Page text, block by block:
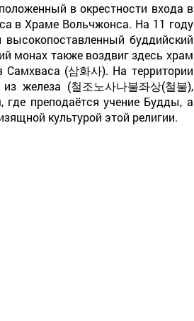
в окрестности входа в
в Храме Вольчжонса. На 11 году
буддийский
монах также воздвиг здесь храм
(삼화사). На территории
железа (철조노사나불좌상(철불),
преподаётся учение Будды, а
культурой этой религии.